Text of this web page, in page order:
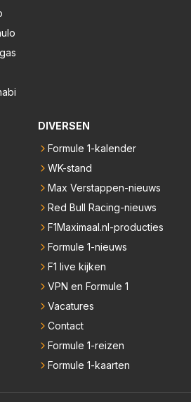
DIVERSEN
Formule 1-kalender
WK-stand
Max Verstappen-nieuws
Red Bull Racing-nieuws
F1Maximaal.nl-producties
Formule 1-nieuws
F1 live kijken
VPN en Formule 1
Vacatures
Contact
Formule 1-reizen
Formule 1-kaarten